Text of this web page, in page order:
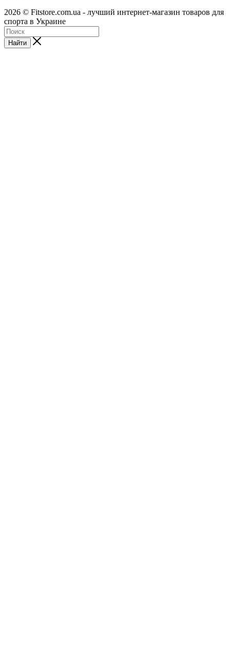
2026 © Fitstore.com.ua - лучший интернет-магазин товаров для
спорта в Украине
Найти